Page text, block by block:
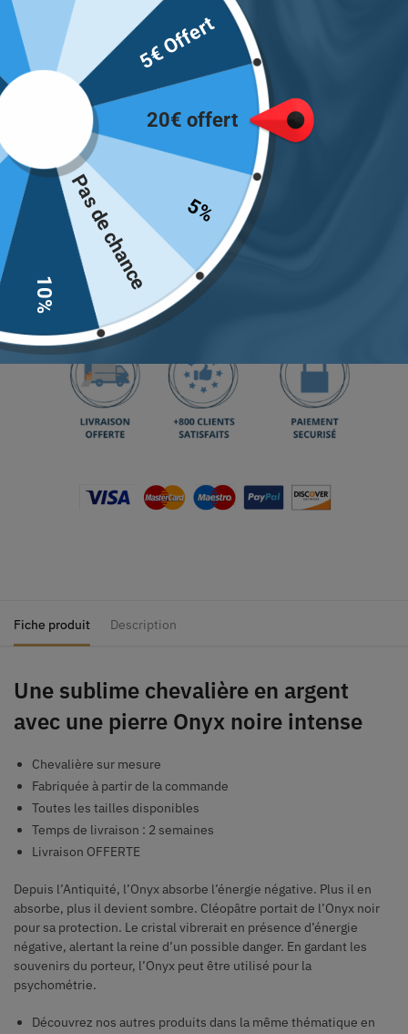
Chevalière argent homme mettant en
vedette une pierre Onyx
€
Ajouter au panier
Retrouvez notre guide des tailles
Fiche produit Description
Une sublime chevalière en argent
avec une pierre Onyx noire intense
Chevalière sur mesure
Fabriquée à partir de la commande
Toutes les tailles disponibles
Temps de livraison : 2 semaines
Livraison OFFERTE
Depuis l’Antiquité, l’Onyx absorbe l’énergie négative. Plus il en
absorbe, plus il devient sombre. Cléopâtre portait de l’Onyx noir
pour sa protection. Le cristal vibrerait en présence d’énergie
négative, alertant la reine d’un possible danger. En gardant les
souvenirs du porteur, l’Onyx peut être utilisé pour la
psychométrie.
Découvrez nos autres produits dans la même thématique en
20€ offert
5%
Pas de chance
10%
5€ Offert